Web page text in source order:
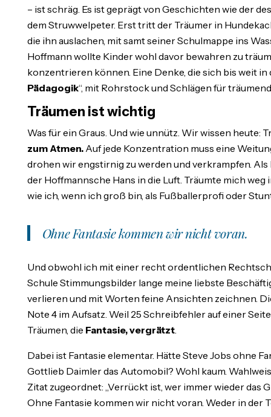
– ist schräg. Es ist geprägt von Geschichten wie der
dem Struwwelpeter. Erst tritt der Träumer in
die ihn auslachen, mit samt seiner Schulmappe ins
Hoffmann wollte Kinder wohl davor bewahren zu
konzentrieren können. Eine Denke, die sich bis weit in
Pädagogik“, mit Rohrstock und Schlägen für
Träumen ist wichtig
Was für ein Graus. Und wie unnütz. Wir wissen heute:
zum Atmen.Auf jede Konzentration muss eine
drohen wir engstirnig zu werden und verkrampfen. Als
der Hoffmannsche Hans in die Luft. Träumte mich
wie ich, wenn ich groß bin, als Fußballerprofi oder
Ohne Fantasie kommen wir nicht voran.
Und obwohl ich mit einer recht ordentlichen
Schule Stimmungsbilder lange meine liebste
verlieren und mit Worten feine Ansichten zeichnen.
Note 4 im Aufsatz. Weil 25 Schreibfehler auf einer
Träumen, die Fantasie, vergrätzt.
Dabei ist Fantasie elementar. Hätte Steve Jobs ohne
Gottlieb Daimler das Automobil? Wohl kaum.
Zitat zugeordnet: „Verrückt ist, wer immer wieder das
Ohne Fantasie kommen wir nicht voran. Weder in der